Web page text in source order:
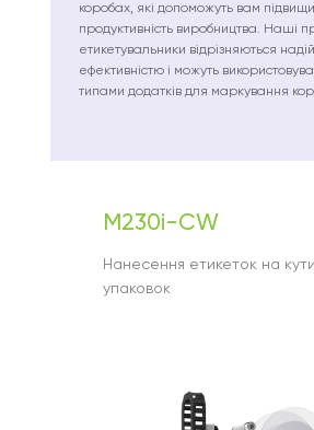
коробах, які допоможуть вам
продуктивність виробництва. Наші
етикетувальники відрізняються
ефективністю і можуть
типами додатків для маркування
M230i-CW
Нанесення етикеток на
упаковок